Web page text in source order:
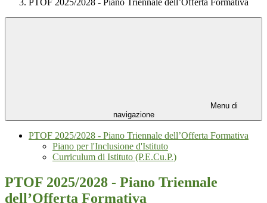
PTOF 2025/2028 - Piano Triennale dell’Offerta Formativa
Menu di
navigazione
PTOF 2025/2028 - Piano Triennale dell’Offerta Formativa
Piano per l'Inclusione d'Istituto
Curriculum di Istituto (P.E.Cu.P.)
PTOF 2025/2028 - Piano Triennale
dell’Offerta Formativa